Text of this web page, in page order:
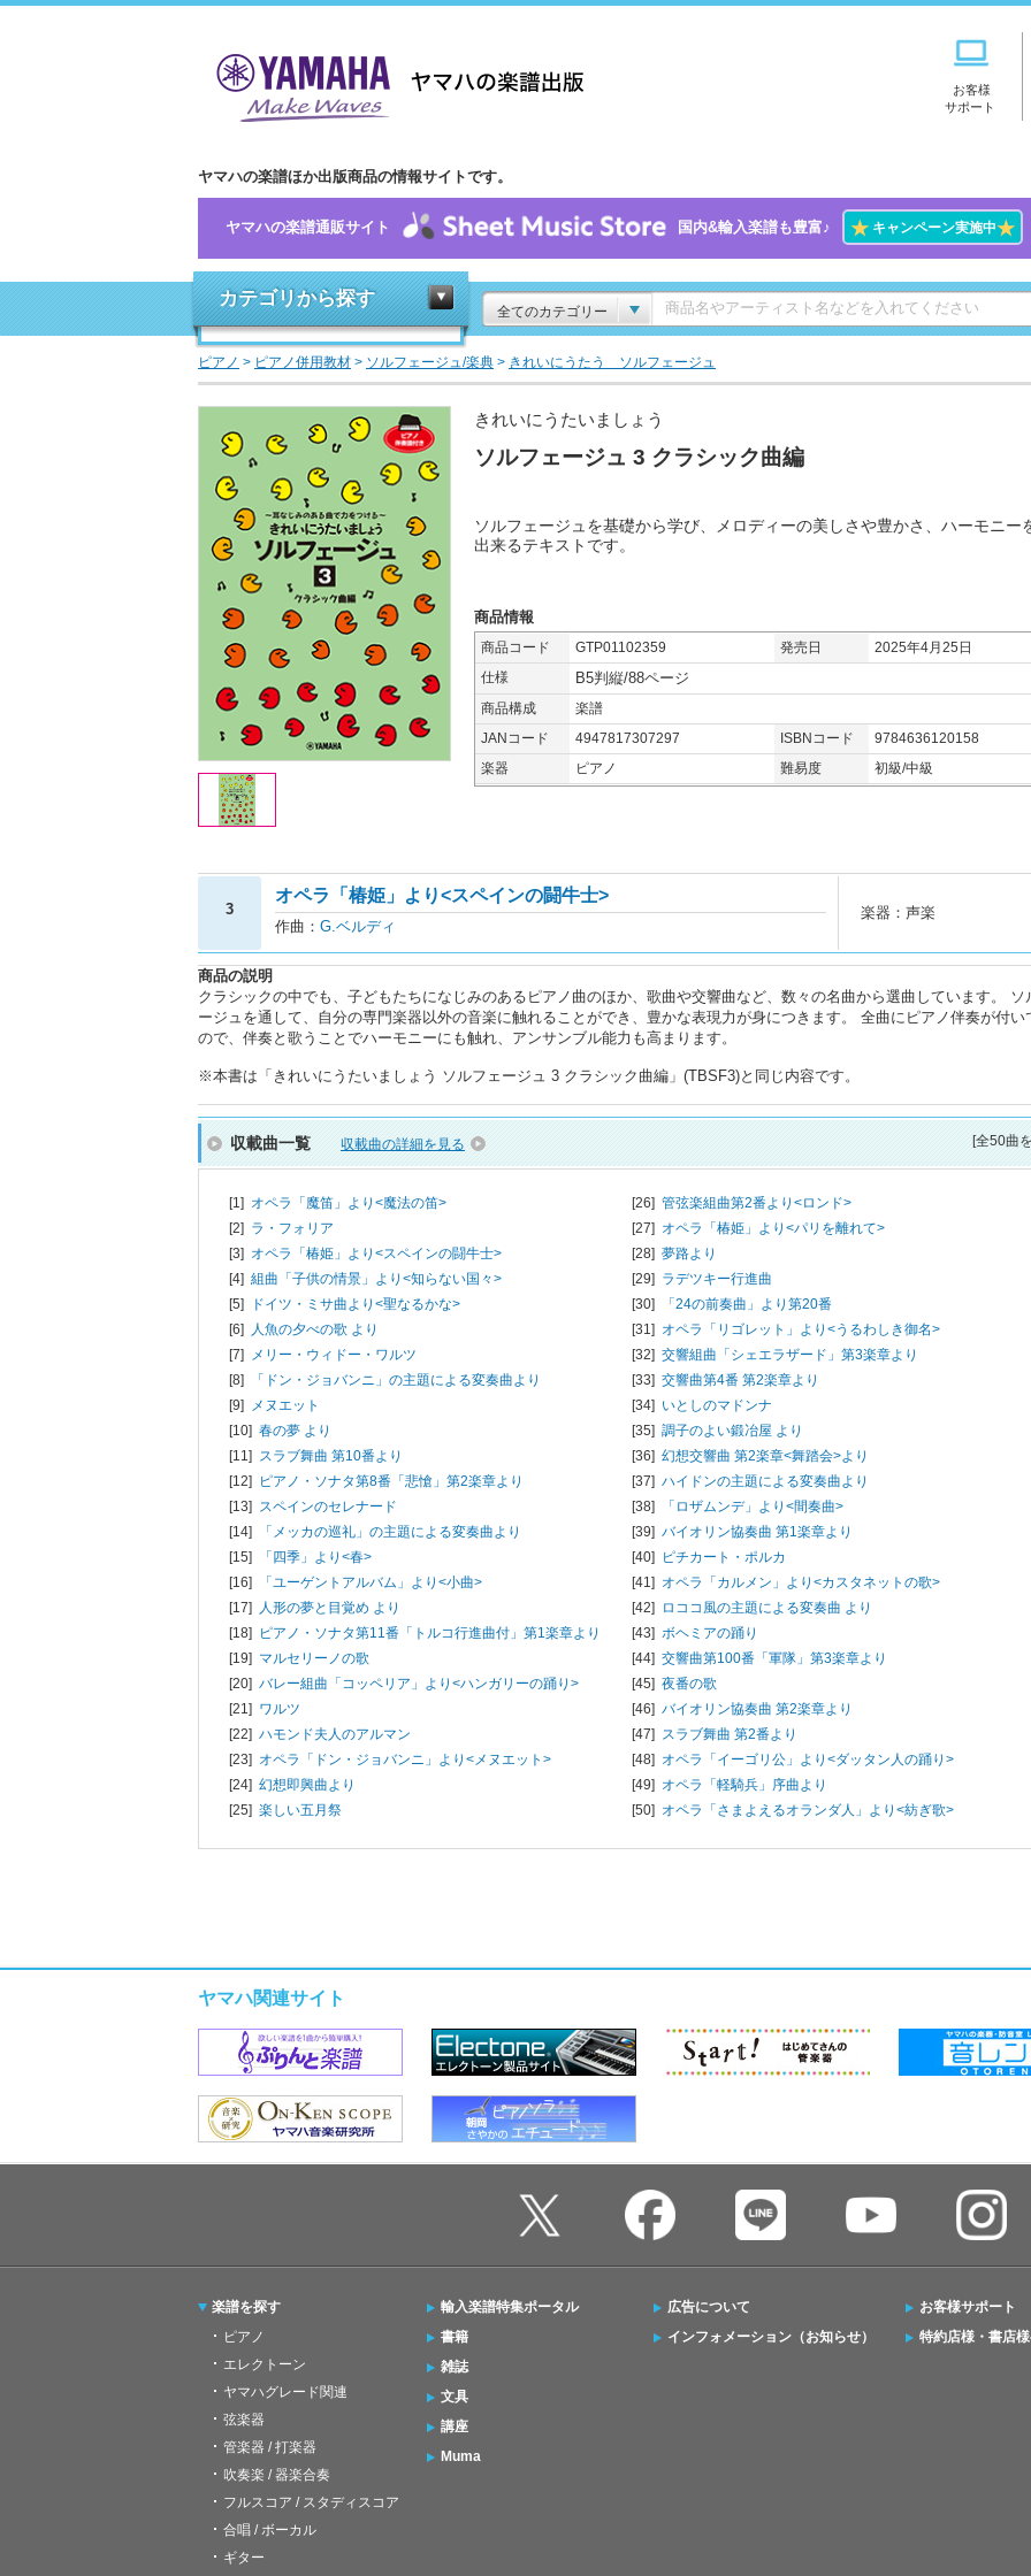
お客様
サポート
ヤマハの楽譜ほか出版商品の情報サイトです。
ヤマハの楽譜通販サイト 国内&輸入楽譜も豊富♪ ★キャンペーン実施中★
カテゴリから探す
全てのカテゴリー
ピアノ > ピアノ併用教材 > ソルフェージュ/楽典 > きれいにうたう ソルフェージュ
きれいにうたいましょう
ソルフェージュ 3 クラシック曲編
ソルフェージュを基礎から学び、メロディーの美しさや豊かさ、ハーモニー
出来るテキストです。
商品情報
商品コード GTP01102359 発売日
2025年4月25日
仕様
B5判縦/88ページ
商品構成
楽譜
JANコード
4947817307297 ISBNコード
9784636120158
楽器
ピアノ 難易度 初級/中級
3
オペラ「椿姫」より<スペインの闘牛士>
作曲： G.ベルディ
楽器：声楽
商品の説明
クラシックの中でも、子どもたちになじみのあるピアノ曲のほか、歌曲や交響曲など、数々の名曲から選曲しています。 ソ
ージュを通して、自分の専門楽器以外の音楽に触れることができ、豊かな表現力が身につきます。 全曲にピアノ伴奏が付い
ので、伴奏と歌うことでハーモニーにも触れ、アンサンブル能力も高まります。
※本書は「きれいにうたいましょう ソルフェージュ 3 クラシック曲編」(TBSF3)と同じ内容です。
収載曲一覧 収載曲の詳細を見る [全50曲
[1] オペラ「魔笛」より<魔法の笛>
[2] ラ・フォリア
[3] オペラ「椿姫」より<スペインの闘牛士>
[4] 組曲「子供の情景」より<知らない国々>
[5]
ドイツ・ミサ曲より<聖なるかな>
[6] 人魚の夕べの歌 より
[7] メリー・ウィドー・ワルツ
[8]
「ドン・ジョバンニ」の主題による変奏曲より
[9] メヌエット
[10] 春の夢 より
[11] スラブ舞曲 第10番より
[12] ピアノ・ソナタ第8番「悲愴」第2楽章より
[13] スペインのセレナード
[14]
「メッカの巡礼」の主題による変奏曲より
[15]
「四季」より<春>
[16]
「ユーゲントアルバム」より<小曲>
[17] 人形の夢と目覚め より
[18] ピアノ・ソナタ第11番「トルコ行進曲付」第1楽章より
[19] マルセリーノの歌
[20] バレー組曲「コッペリア」より<ハンガリーの踊り>
[21] ワルツ
[22] ハモンド夫人のアルマン
[23] オペラ「ドン・ジョバンニ」より<メヌエット>
[24] 幻想即興曲より
[25] 楽しい五月祭
[26] 管弦楽組曲第2番より<ロンド>
[27] オペラ「椿姫」より<パリを離れて>
[28] 夢路より
[29] ラデツキー行進曲
[30]
「24の前奏曲」より第20番
[31] オペラ「リゴレット」より<うるわしき御名>
[32] 交響組曲「シェエラザード」第3楽章より
[33] 交響曲第4番 第2楽章より
[34] いとしのマドンナ
[35] 調子のよい鍛冶屋 より
[36] 幻想交響曲 第2楽章<舞踏会>より
[37] ハイドンの主題による変奏曲より
[38]
「ロザムンデ」より<間奏曲>
[39] バイオリン協奏曲 第1楽章より
[40] ピチカート・ポルカ
[41] オペラ「カルメン」より<カスタネットの歌>
[42] ロココ風の主題による変奏曲 より
[43] ボヘミアの踊り
[44] 交響曲第100番「軍隊」第3楽章より
[45] 夜番の歌
[46] バイオリン協奏曲 第2楽章より
[47] スラブ舞曲 第2番より
[48] オペラ「イーゴリ公」より<ダッタン人の踊り>
[49] オペラ「軽騎兵」序曲より
[50] オペラ「さまよえるオランダ人」より<紡ぎ歌>
ヤマハ関連サイト
楽譜を探す
ピアノ
エレクトーン
ヤマハグレード関連
弦楽器
管楽器 / 打楽器
吹奏楽 / 器楽合奏
フルスコア / スタディスコア
合唱 / ボーカル
ギター
輸入楽譜特集ポータル
書籍
雑誌
文具
講座
Muma
広告について
インフォメーション（お知らせ）
お客様サポート
特約店様・書店